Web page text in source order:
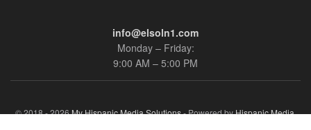
info@elsoln1.com
Monday – Friday:
9:00 AM – 5:00 PM
© 2018 - 2026My Hispanic Media Solutions- Powered byHispanic Media,